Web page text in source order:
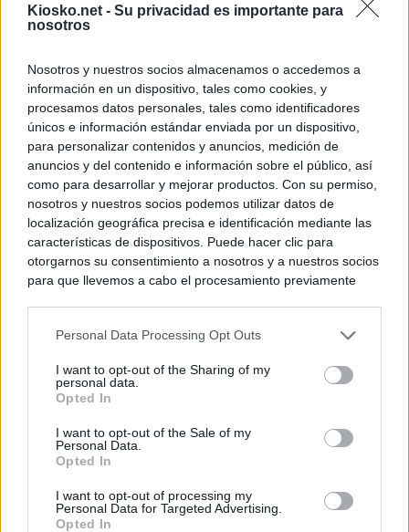
Kiosko.net - Su privacidad es importante para
nosotros
Nosotros y nuestros socios almacenamos o accedemos a
información en un dispositivo, tales como cookies, y
procesamos datos personales, tales como identificadores
únicos e información estándar enviada por un dispositivo,
para personalizar contenidos y anuncios, medición de
anuncios y del contenido e información sobre el público, así
como para desarrollar y mejorar productos. Con su permiso,
nosotros y nuestros socios podemos utilizar datos de
localización geográfica precisa e identificación mediante las
características de dispositivos. Puede hacer clic para
otorgarnos su consentimiento a nosotros y a nuestros socios
para que llevemos a cabo el procesamiento previamente
negar su consentimiento. Tenga en cuenta que algún
de su consentimiento, pero usted tiene el derecho de
rechazar tal procesamiento. Sus preferencias se aplicarán
cualquier momento entrando de nuevo en este sitio web o
visitando nuestra política de privacidad.
Personal Data Processing Opt Outs
I want to opt-out of the Sharing of my
personal data.
Opted In
I want to opt-out of the Sale of my
Personal Data.
Opted In
I want to opt-out of processing my
Personal Data for Targeted Advertising.
Opted In